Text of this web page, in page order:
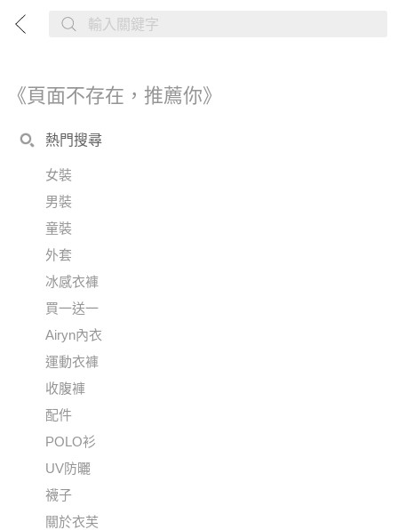
《頁面不存在，推薦你》
熱門搜尋
女裝
男裝
童裝
外套
冰感衣褲
買一送一
Airyn內衣
運動衣褲
收腹褲
配件
POLO衫
UV防曬
襪子
關於衣芙